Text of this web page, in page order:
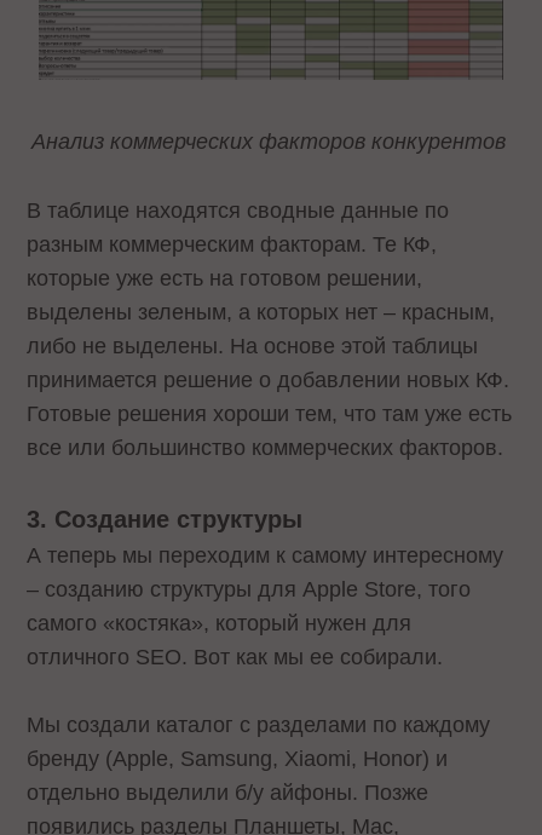
Анализ коммерческих факторов конкурентов
В таблице находятся сводные данные по
разным коммерческим факторам. Те КФ,
которые уже есть на готовом решении,
выделены зеленым, а которых нет – красным,
либо не выделены. На основе этой таблицы
принимается решение о добавлении новых КФ.
Готовые решения хороши тем, что там уже есть
все или большинство коммерческих факторов.
3. Создание структуры
А теперь мы переходим к самому интересному
– созданию структуры для Apple Store, того
самого «костяка», который нужен для
отличного SEO. Вот как мы ее собирали.
Мы создали каталог с разделами по каждому
бренду (Apple, Samsung, Xiaomi, Honor) и
отдельно выделили б/у айфоны. Позже
появились разделы Планшеты, Mac,